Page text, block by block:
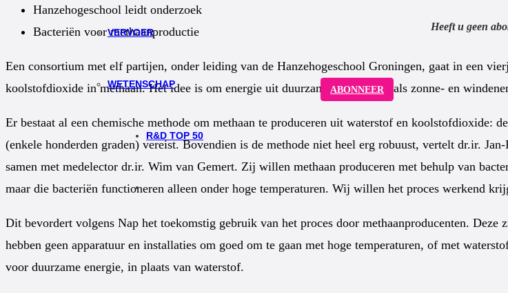
VERVOER
WETENSCHAP
R&D TOP 50
Heeft u geen
ABONNEER
Hanzehogeschool leidt onderzoek
Bacteriën voor methaanproductie
Een consortium met elf partijen, onder leiding van de Hanzehogeschool Groningen, gaat in een
koolstofdioxide in methaan. Het idee is om energie uit duurzame bronnen, zoals zonne- en
Er bestaat al een chemische methode om methaan te produceren uit waterstof en koolstofdioxide:
(enkele honderden graden) vereist. Bovendien is de methode niet heel erg robuust, vertelt dr.ir.
samen met medelector dr.ir. Wim van Gemert. Zij willen methaan produceren met behulp van
maar die bacteriën functioneren alleen onder hoge temperaturen. Wij willen het proces werkend
Dit bevordert volgens Nap het toekomstig gebruik van het proces door methaanproducenten.
hebben geen apparatuur en installaties om goed om te gaan met hoge temperaturen, of met
voor duurzame energie, in plaats van waterstof.